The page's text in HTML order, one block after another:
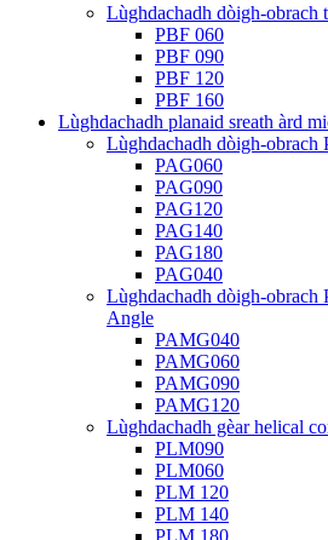
Lùghdachadh dòigh-obrach
PBF 060
PBF 090
PBF 120
PBF 160
Lùghdachadh planaid sreath àrd
Lùghdachadh dòigh-obrach
PAG060
PAG090
PAG120
PAG140
PAG180
PAG040
Lùghdachadh dòigh-
Angle
PAMG040
PAMG060
PAMG090
PAMG120
Lùghdachadh gèar helical
PLM090
PLM060
PLM 120
PLM 140
PLM 180